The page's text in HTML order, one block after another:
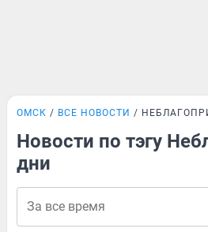
ОМСК ВСЕ НОВОСТИ
Новости по тэгу
дни